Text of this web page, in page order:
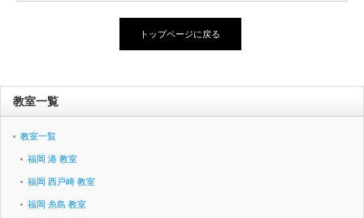
トップページに戻る
教室一覧
教室一覧
福岡 港 教室
福岡 西戸崎 教室
福岡 糸島 教室